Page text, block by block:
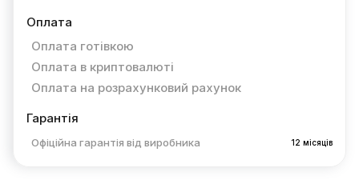
Оплата
Оплата готівкою
Оплата в криптовалюті
Оплата на розрахунковий рахунок
Гарантія
Офіційна гарантія від виробника 12 місяців